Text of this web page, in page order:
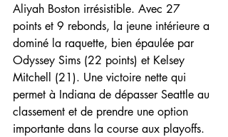
Aliyah Boston irrésistible. Avec 27
points et 9 rebonds, la jeune intérieure a
dominé la raquette, bien épaulée par
Odyssey Sims (22 points) et Kelsey
Mitchell (21). Une victoire nette qui
permet à Indiana de dépasser Seattle au
classement et de prendre une option
importante dans la course aux playoffs.